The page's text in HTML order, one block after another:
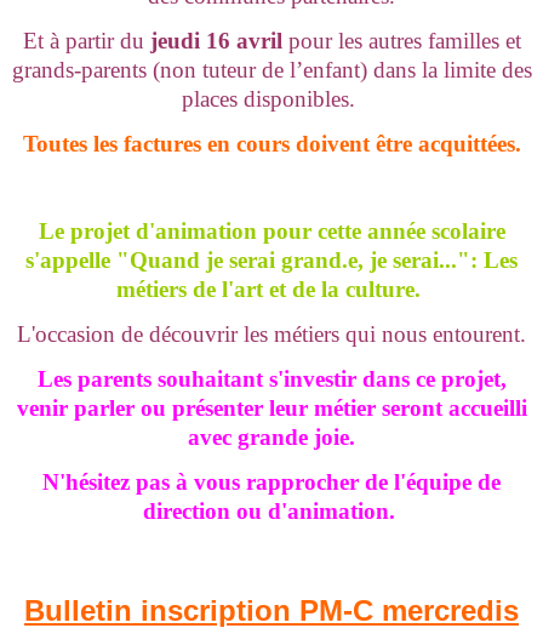
Et à partir du jeudi 16 avril pour les autres familles et
grands-parents (non tuteur de l’enfant) dans la limite des
places disponibles.
Toutes les factures en cours doivent être acquittées.
Le projet d'animation pour cette année scolaire
s'appelle "Quand je serai grand.e, je serai...": Les
métiers de l'art et de la culture.
L'occasion de découvrir les métiers qui nous entourent.
Les parents souhaitant s'investir dans ce projet,
venir parler ou présenter leur métier seront accueilli
avec grande joie.
N'hésitez pas à vous rapprocher de l'équipe de
direction ou d'animation.
Bulletin inscription PM-C mercredis